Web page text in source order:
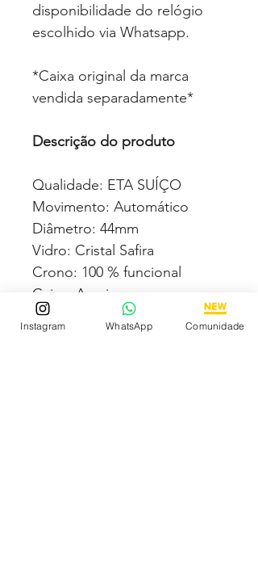
disponibilidade do relógio
escolhido via Whatsapp.
*Caixa original da marca
vendida separadamente*
Descrição do produto
Qualidade: ETA SUÍÇO
Movimento: Automático
Diâmetro: 44mm
Vidro: Cristal Safira
Crono: 100 % funcional
Caixa: Aço inox
Pulseira: Aço inox
Instagram WhatsApp Comunidade